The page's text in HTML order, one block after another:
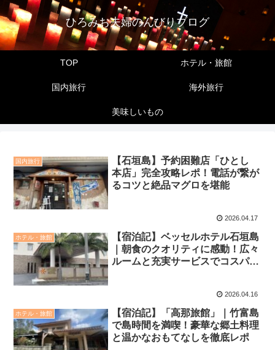
ひろみお夫婦のんびりブログ
TOP ホテル・旅館
国内旅行 海外旅行
美味しいもの
国内旅行
【石垣島】予約困難店「ひとし
本店」完全攻略レポ！電話が繋が
るコツと絶品マグロを堪能
2026.04.17
ホテル・旅館
【宿泊記】ベッセルホテル石垣島
｜朝食のクオリティに感動！広々
ルームと充実サービスでコスパ最
2026.04.16
ホテル・旅館
【宿泊記】「高那旅館」｜竹富島
で島時間を満喫！豪華な郷土料理
と温かなおもてなしを徹底レポ